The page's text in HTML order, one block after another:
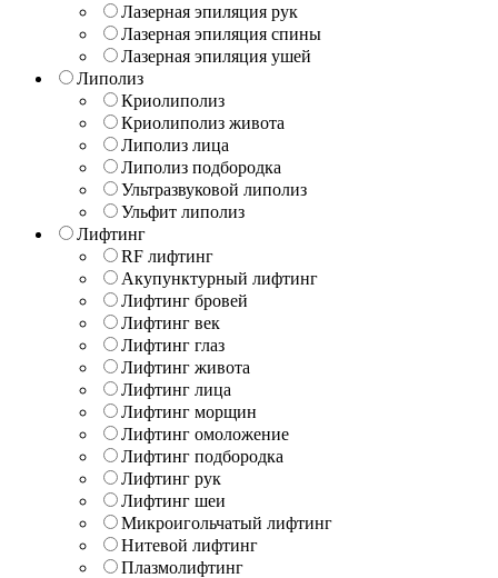
Лазерная эпиляция рук
Лазерная эпиляция спины
Лазерная эпиляция ушей
Липолиз
Криолиполиз
Криолиполиз живота
Липолиз лица
Липолиз подбородка
Ультразвуковой липолиз
Ульфит липолиз
Лифтинг
RF лифтинг
Акупунктурный лифтинг
Лифтинг бровей
Лифтинг век
Лифтинг глаз
Лифтинг живота
Лифтинг лица
Лифтинг морщин
Лифтинг омоложение
Лифтинг подбородка
Лифтинг рук
Лифтинг шеи
Микроигольчатый лифтинг
Нитевой лифтинг
Плазмолифтинг